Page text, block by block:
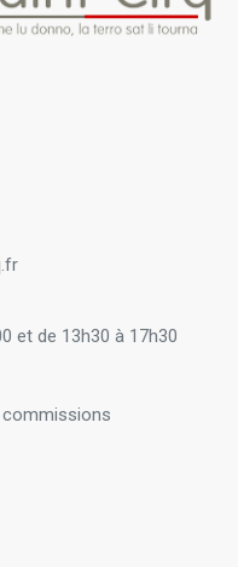
et de 13h30 à 17h30
commissions